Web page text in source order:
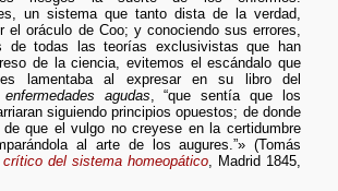
un sistema que tanto dista de la verdad,
el oráculo de Coo; y conociendo sus errores,
de todas las teorías exclusivistas que han
de la ciencia, evitemos el escándalo que
lamentaba al expresar en su libro del
agudas, “que sentía que los
siguiendo principios opuestos; de donde
que el vulgo no creyese en la certidumbre
al arte de los augures.”» (Tomás
del sistema homeopático, Madrid 1845,